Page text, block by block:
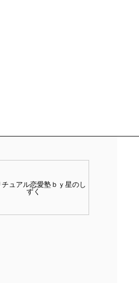
チュアル恋愛塾ｂｙ星のし
ずく